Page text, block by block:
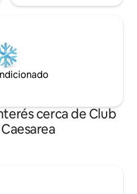
cerca de Club